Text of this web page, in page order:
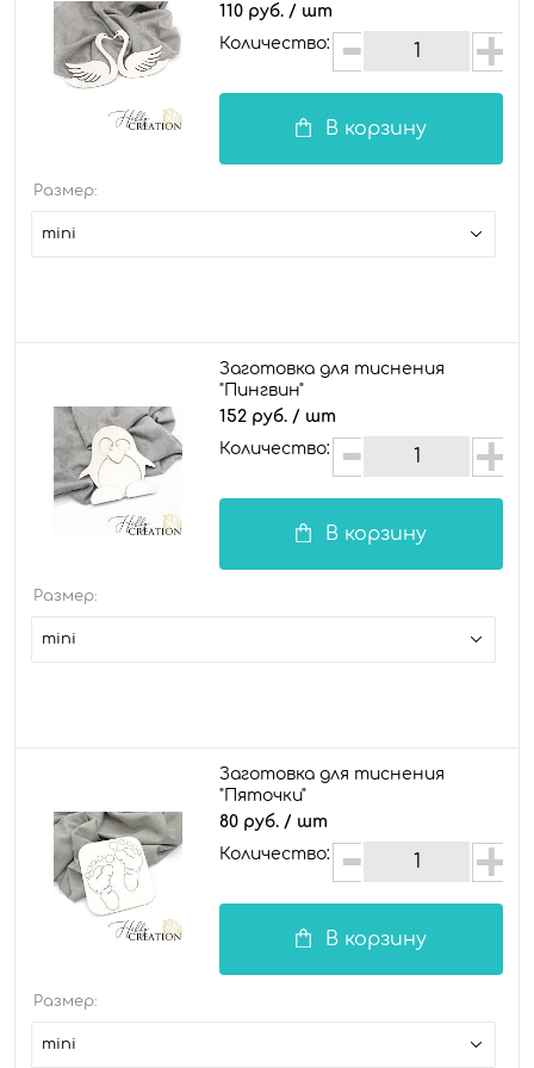
110 руб. / шт
Количество:
В корзину
Размер:
mini
Заготовка для тиснения
"Пингвин"
152 руб. / шт
Количество:
В корзину
Размер:
mini
Заготовка для тиснения
"Пяточки"
80 руб. / шт
Количество:
В корзину
Размер:
mini